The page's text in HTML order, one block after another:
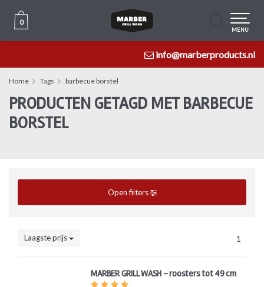
info@marberproducts.nl
0
0
MENU
Home Tags barbecue borstel
PRODUCTEN GETAGD MET BARBECUE
BORSTEL
Open filters
Laagste prijs 1
MARBER GRILL WASH - roosters tot 49 cm